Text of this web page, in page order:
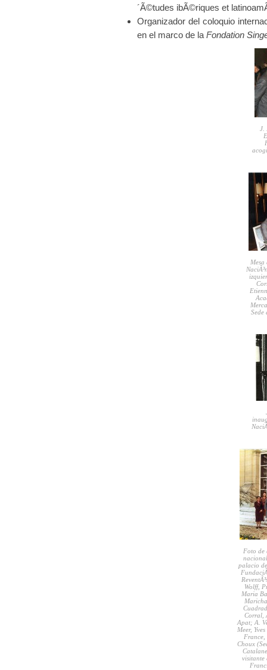
´Ã©tudes ibÃ©riques et
Organizador del coloquio
en el marco de la Fondation
J.
Mesa
Sede
Foto de
palacio
Wolff,
Maria
Corral,
Apat; A.
Meer,
France,
Choux
visitante